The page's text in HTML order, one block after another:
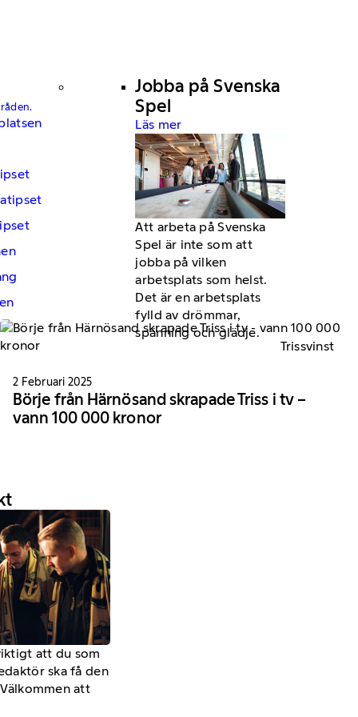
Jobba på Svenska
Spel
Läs mer
Att arbeta på Svenska
Spel är inte som att
jobba på vilken
arbetsplats som helst.
Det är en arbetsplats
fylld av drömmar,
spänning och glädje.
att du som
ska få den
att
Trissvinst
2 Februari 2025
Börje från Härnösand skrapade Triss i tv –
vann 100 000 kronor